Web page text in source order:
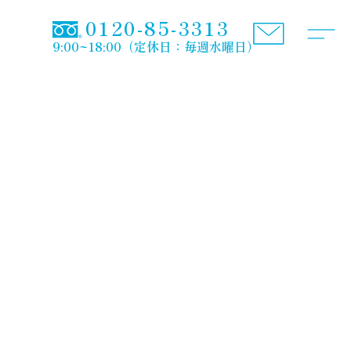
0120-85-3313
9:00~18:00（定休日：毎週水曜日）